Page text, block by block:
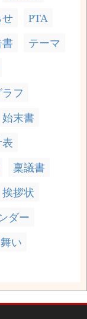
せ PTA
書 テーマ
ラフ
始末書
稟議書
挨拶状
ダー
い